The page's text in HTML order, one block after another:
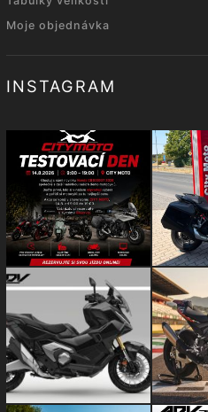
Moje objednávka
INSTAGRAM